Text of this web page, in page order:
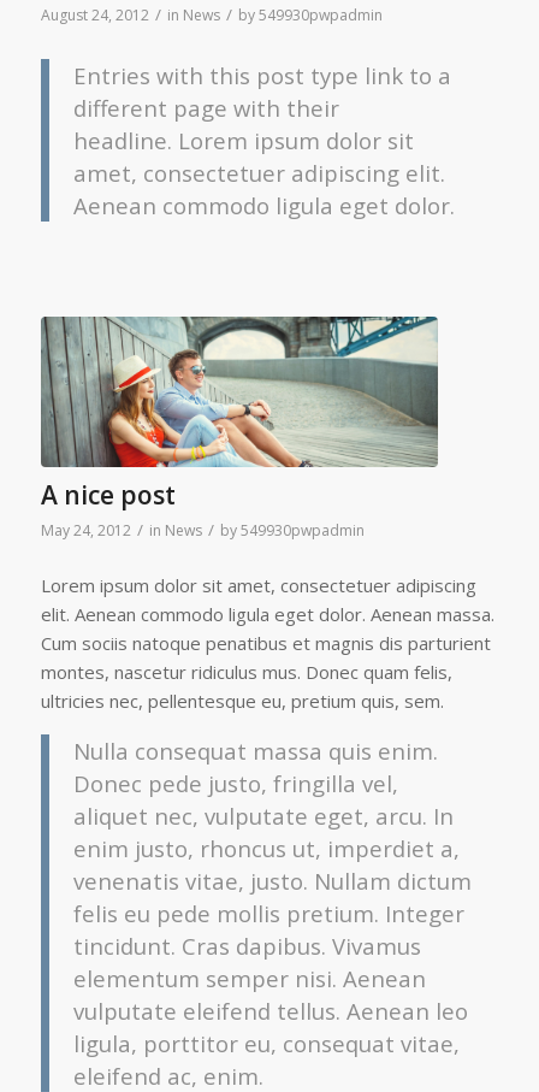
August 24, 2012 / in News / by549930pwpadmin
Entries with this post type link to a
different page with their
headline. Lorem ipsum dolor sit
amet, consectetuer adipiscing elit.
Aenean commodo ligula eget dolor.
A nice post
May 24, 2012 / in News / by549930pwpadmin
Lorem ipsum dolor sit amet, consectetuer adipiscing
elit. Aenean commodo ligula eget dolor. Aenean massa.
Cum sociis natoque penatibus et magnis dis parturient
montes, nascetur ridiculus mus. Donec quam felis,
ultricies nec, pellentesque eu, pretium quis, sem.
Nulla consequat massa quis enim.
Donec pede justo, fringilla vel,
aliquet nec, vulputate eget, arcu. In
enim justo, rhoncus ut, imperdiet a,
venenatis vitae, justo. Nullam dictum
felis eu pede mollis pretium. Integer
tincidunt. Cras dapibus. Vivamus
elementum semper nisi. Aenean
vulputate eleifend tellus. Aenean leo
ligula, porttitor eu, consequat vitae,
eleifend ac, enim.